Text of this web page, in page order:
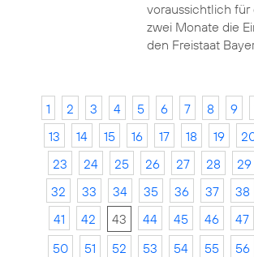
voraussichtlich
zwei Monate die
den Freistaat
1 2 3 4 5 6 7 8 9
13
14 15 16 17 18 19
23
24 25 26 27 28 29
32
33 34 35 36 37 38
41
42 43 44 45 46 47
50
51 52 53 54 55 56